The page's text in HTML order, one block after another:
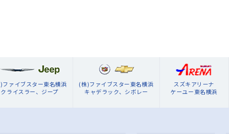
ファイブスター東名横浜
クライスラー、ジープ
(株)ファイブスター東名横浜
キャデラック、シボレー
スズキアリーナ
ケーユー東名横浜